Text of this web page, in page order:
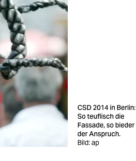
CSD 2014 in Berlin:
So teuflisch die
Fassade, so bieder
der Anspruch.
Bild: ap